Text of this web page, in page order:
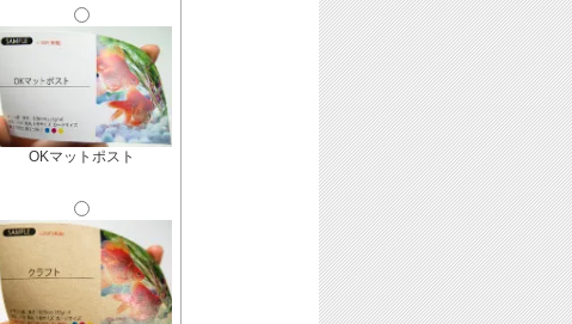
OKマットポスト